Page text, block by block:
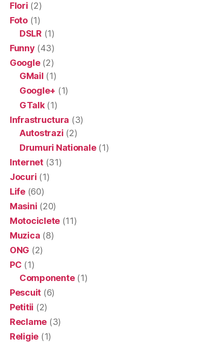
Flori (2)
Foto(1)
DSLR (1)
Funny (43)
Google(2)
GMail (1)
Google+ (1)
GTalk(1)
Infrastructura (3)
Autostrazi (2)
Drumuri Nationale(1)
Internet(31)
Jocuri (1)
Life(60)
Masini (20)
Motociclete (11)
Muzica (8)
ONG (2)
PC (1)
Componente(1)
Pescuit (6)
Petitii (2)
Reclame (3)
Religie (1)